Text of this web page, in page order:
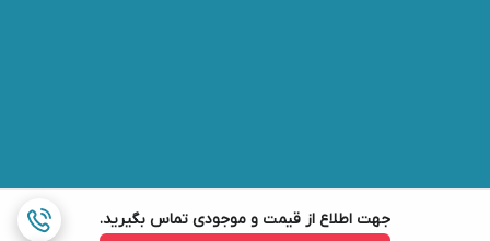
جهت اطلاع از قیمت و موجودی تماس بگیرید.